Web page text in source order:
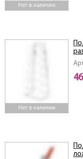
Нет в наличии
Нет в наличии